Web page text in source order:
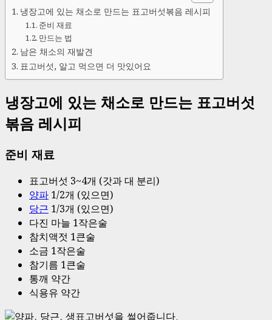
냉장고에 있는 채소로 만드는 표고버섯볶음 레시피
준비 재료
만드는 법
남은 채소의 재발견
표고버섯, 알고 먹으면 더 맛있어요
냉장고에 있는 채소로 만드는 표고버섯
볶음 레시피
준비 재료
표고버섯 3~4개 (갓과 대 분리)
양파 1/2개 (있으면)
당근 1/3개 (있으면)
다진 마늘 1작은술
참치액젓 1큰술
소금 1작은술
참기름 1큰술
통깨 약간
식용유 약간